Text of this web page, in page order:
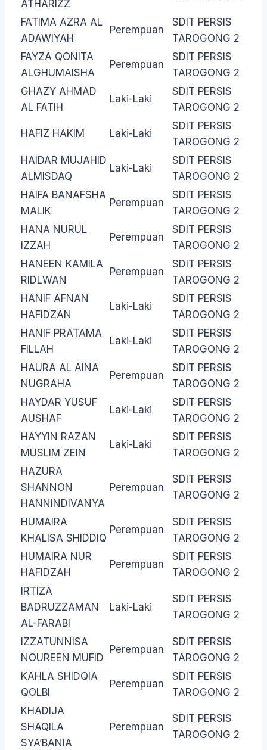
ATHARIZZ
FATIMA AZRA AL
ADAWIYAH
Perempuan
SDIT PERSIS
TAROGONG 2
FAYZA QONITA
ALGHUMAISHA
Perempuan
SDIT PERSIS
TAROGONG 2
GHAZY AHMAD
AL FATIH
Laki-Laki
SDIT PERSIS
TAROGONG 2
HAFIZ HAKIM Laki-Laki
SDIT PERSIS
TAROGONG 2
HAIDAR MUJAHID
ALMISDAQ
Laki-Laki
SDIT PERSIS
TAROGONG 2
HAIFA BANAFSHA
MALIK
Perempuan
SDIT PERSIS
TAROGONG 2
HANA NURUL
IZZAH
Perempuan
SDIT PERSIS
TAROGONG 2
HANEEN KAMILA
RIDLWAN
Perempuan
SDIT PERSIS
TAROGONG 2
HANIF AFNAN
HAFIDZAN
Laki-Laki
SDIT PERSIS
TAROGONG 2
HANIF PRATAMA
FILLAH
Laki-Laki
SDIT PERSIS
TAROGONG 2
HAURA AL AINA
NUGRAHA
Perempuan
SDIT PERSIS
TAROGONG 2
HAYDAR YUSUF
AUSHAF
Laki-Laki
SDIT PERSIS
TAROGONG 2
HAYYIN RAZAN
MUSLIM ZEIN
Laki-Laki
SDIT PERSIS
TAROGONG 2
HAZURA
SHANNON
HANNINDIVANYA
Perempuan
SDIT PERSIS
TAROGONG 2
HUMAIRA
KHALISA SHIDDIQ
Perempuan
SDIT PERSIS
TAROGONG 2
HUMAIRA NUR
HAFIDZAH
Perempuan
SDIT PERSIS
TAROGONG 2
IRTIZA
BADRUZZAMAN
AL-FARABI
Laki-Laki
SDIT PERSIS
TAROGONG 2
IZZATUNNISA
NOUREEN MUFID
Perempuan
SDIT PERSIS
TAROGONG 2
KAHLA SHIDQIA
QOLBI
Perempuan
SDIT PERSIS
TAROGONG 2
KHADIJA
SHAQILA
SYA’BANIA
Perempuan
SDIT PERSIS
TAROGONG 2